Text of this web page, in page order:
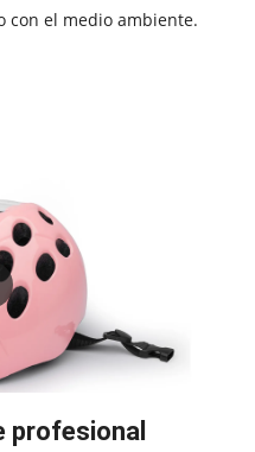
con el medio ambiente.
profesional